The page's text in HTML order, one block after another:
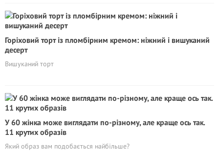
Горіховий торт із пломбірним кремом: ніжний і вишуканий
десерт
Вишуканий торт
У 60 жінка може виглядати по-різному, але краще ось так.
11 крутих образів
Який образ вам подобається найбільше?